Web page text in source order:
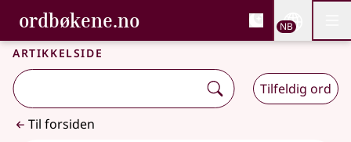
Gå til hovedinnhold
Tilgjengelighet
ordbøkene.no, Bokmålsordboka og
Bokmålsordboka og Nynorskordboka
NB
Artikkelside
Tilfeldig ord
Til forsiden